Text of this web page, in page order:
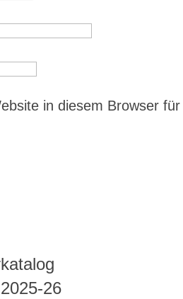
in diesem Browser
26